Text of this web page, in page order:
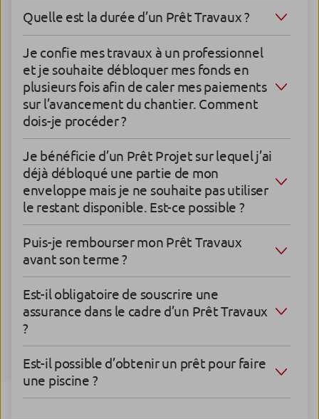
Quelle est la durée d’un Prêt Travaux ?
Je confie mes travaux à un professionnel
et je souhaite débloquer mes fonds en
plusieurs fois afin de caler mes paiements
sur l’avancement du chantier. Comment
dois-je procéder ?
Je bénéficie d’un Prêt Projet sur lequel j’ai
déjà débloqué une partie de mon
enveloppe mais je ne souhaite pas utiliser
le restant disponible. Est-ce possible ?
Puis-je rembourser mon Prêt Travaux
avant son terme ?
Est-il obligatoire de souscrire une
assurance dans le cadre d’un Prêt Travaux
?
Est-il possible d’obtenir un prêt pour faire
une piscine ?